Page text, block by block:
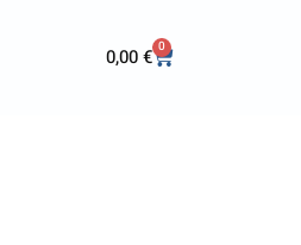
0,00€ 0